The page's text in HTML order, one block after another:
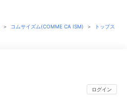
＞ コムサイズム(COMME CA ISM) ＞
トップス
ログイン